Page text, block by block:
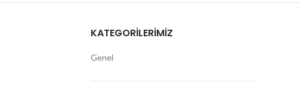
KATEGORILERIMIZ
Genel